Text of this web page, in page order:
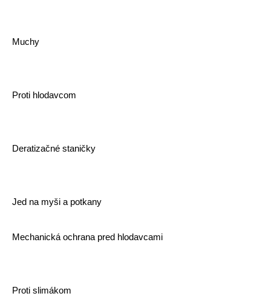
Muchy
Proti hlodavcom
Deratizačné staničky
Jed na myši a potkany
Mechanická ochrana pred hlodavcami
Proti slimákom